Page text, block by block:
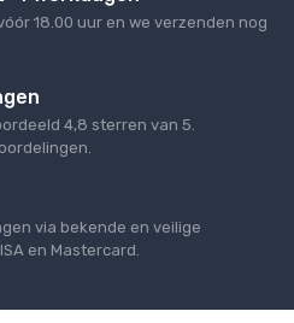
18.00 uur en we verzenden nog
4,8 sterren van 5
via bekende en veilige
en Mastercard.